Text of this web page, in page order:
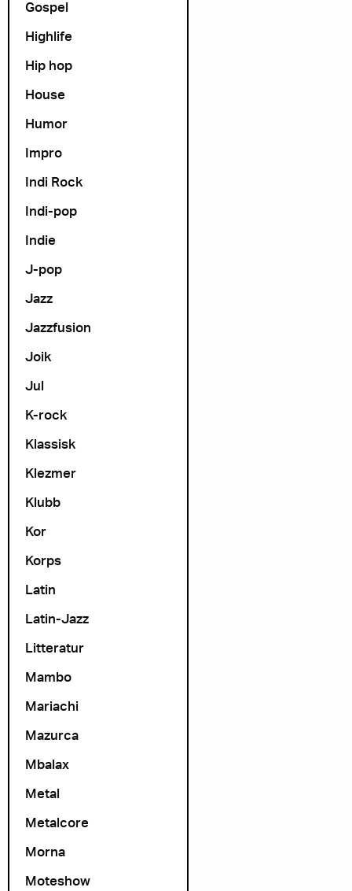
Gospel
Highlife
Hip hop
House
Humor
Impro
Indi Rock
Indi-pop
Indie
J-pop
Jazz
Jazzfusion
Joik
Jul
K-rock
Klassisk
Klezmer
Klubb
Kor
Korps
Latin
Latin-Jazz
Litteratur
Mambo
Mariachi
Mazurca
Mbalax
Metal
Metalcore
Morna
Moteshow